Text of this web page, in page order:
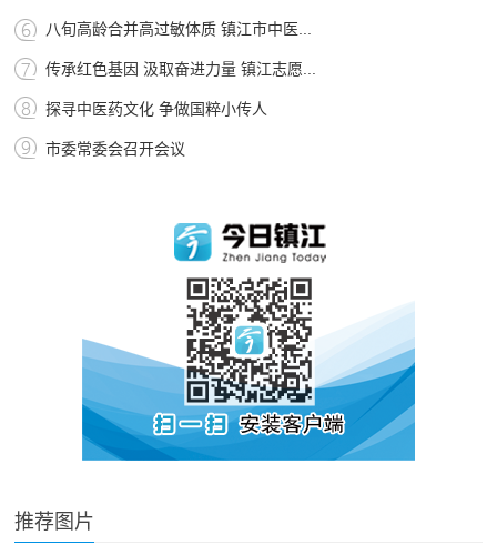
八旬高龄合并高过敏体质 镇江市中医...
传承红色基因 汲取奋进力量 镇江志愿...
探寻中医药文化 争做国粹小传人
市委常委会召开会议
推荐图片